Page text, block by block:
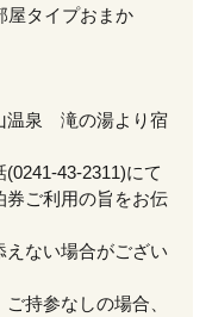
タイプおまか
温泉 滝の湯より宿
43-2311)にて
券ご利用の旨をお伝
ない場合がござい
持参なしの場合、